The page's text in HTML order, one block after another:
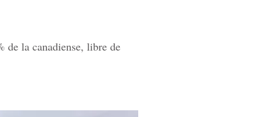
de la canadiense, libre de